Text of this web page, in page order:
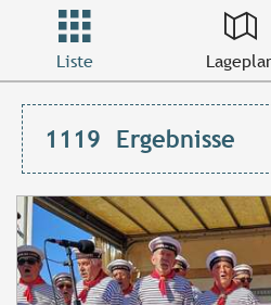
Liste
1119 Ergebnisse